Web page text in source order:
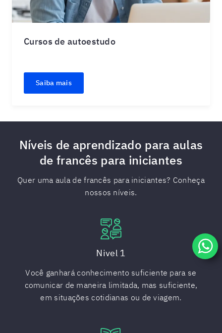
Cursos de autoestudo
Saiba mais
Níveis de aprendizado para aulas
de francês para iniciantes
Quer uma aula de francês para iniciantes? Conheça
nossos níveis.
Nivel 1
Você ganhará conhecimento suficiente para se
comunicar de maneira limitada, mas suficiente,
em situações cotidianas ou de viagem.